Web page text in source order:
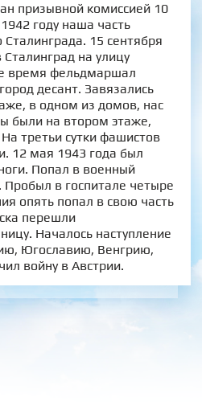
призывной комиссией 10
году наша часть
Сталинграда. 15 сентября
Сталинград на улицу
время фельдмаршал
десант. Завязались
в одном из домов, нас
были на втором этаже,
третьи сутки фашистов
12 мая 1943 года был
Попал в военный
Пробыл в госпитале четыре
опять попал в свою часть
перешли
Началось наступление
Югославию, Венгрию,
войну в Австрии.